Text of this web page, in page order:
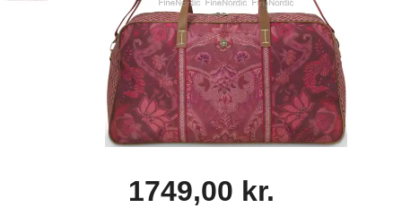
1749,00 kr.